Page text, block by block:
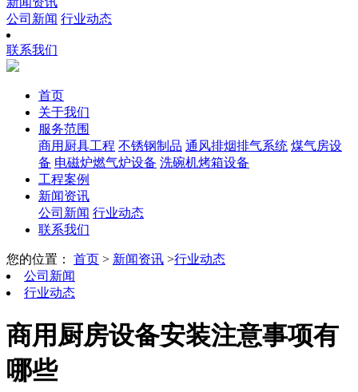
公司新闻 行业动态
联系我们
首页
关于我们
服务范围
商用厨具工程 不锈钢制品 通风排烟排气系统 煤气房设
备 电磁炉燃气炉设备 洗碗机烤箱设备
工程案例
新闻资讯
公司新闻 行业动态
联系我们
您的位置： 首页 > 新闻资讯 >行业动态
公司新闻
行业动态
商用厨房设备安装注意事项有
哪些